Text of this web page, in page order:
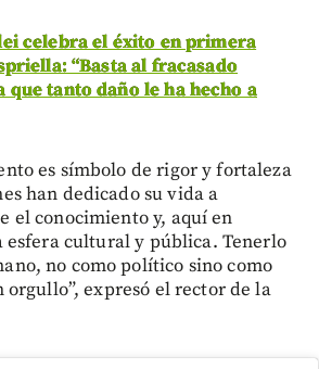
celebra el éxito en primera
“Basta al fracasado
que tanto daño le ha hecho a
es símbolo de rigor y fortaleza
han dedicado su vida a
el conocimiento y, aquí en
esfera cultural y pública. Tenerlo
no como político sino como
orgullo”, expresó el rector de la